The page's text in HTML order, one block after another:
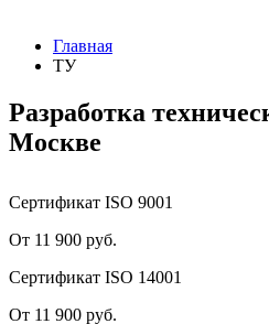
Главная
ТУ
Разработка
Москве
Сертификат ISO 9001
От 11 900 руб.
Сертификат ISO 14001
От 11 900 руб.